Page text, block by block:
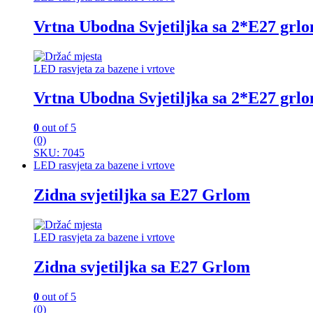
Vrtna Ubodna Svjetiljka sa 2*E27
LED rasvjeta za bazene i vrtove
Vrtna Ubodna Svjetiljka sa 2*E27
0 out of 5
(0)
SKU: 7045
LED rasvjeta za bazene i vrtove
Zidna svjetiljka sa E27 Grlom
LED rasvjeta za bazene i vrtove
Zidna svjetiljka sa E27 Grlom
0 out of 5
(0)